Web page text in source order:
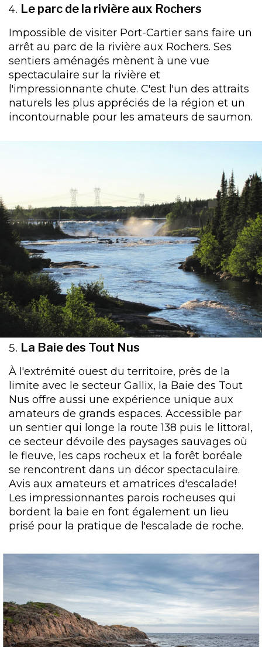
Le parc de la rivière aux Rochers
Impossible de visiter Port-Cartier sans faire un
arrêt au parc de la rivière aux Rochers. Ses
sentiers aménagés mènent à une vue
spectaculaire sur la rivière et
l'impressionnante chute. C'est l'un des attraits
naturels les plus appréciés de la région et un
incontournable pour les amateurs de saumon.
La Baie des Tout Nus
À l'extrémité ouest du territoire, près de la
limite avec le secteur Gallix, la Baie des Tout
Nus offre aussi une expérience unique aux
amateurs de grands espaces. Accessible par
un sentier qui longe la route 138 puis le littoral,
ce secteur dévoile des paysages sauvages où
le fleuve, les caps rocheux et la forêt boréale
se rencontrent dans un décor spectaculaire.
Avis aux amateurs et amatrices d'escalade!
Les impressionnantes parois rocheuses qui
bordent la baie en font également un lieu
prisé pour la pratique de l'escalade de roche.